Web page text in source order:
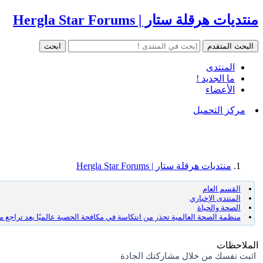
منتديات هرقلة ستار | Hergla Star Forums
المنتدى
ما الجديد !
الأعضاء
مركز التحميل
منتديات هرقلة ستار | Hergla Star Forums
القسم العام
المنتدى الإخباري
الصحة والحياة
منظمة الصحة العالمية تحذر من انتكاسة في مكافحة الحصبة عالميًا بعد تراجع
الملاحظات
اثبت نفسك من خلال مشاركتك الجادة